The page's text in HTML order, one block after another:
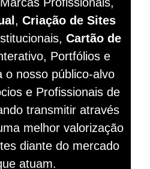
, Criação de Sites
Cartão de
Portfólios e
o nosso público-alvo
e Profissionais de
transmitir através
melhor valorização
diante do mercado
atuam.